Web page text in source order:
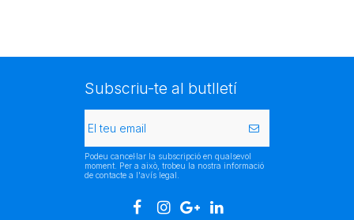
Subscriu-te al butlletí
Podeu cancel·lar la subscripció en qualsevol
moment. Per a això, trobeu la nostra informació
de contacte a l'avís legal.